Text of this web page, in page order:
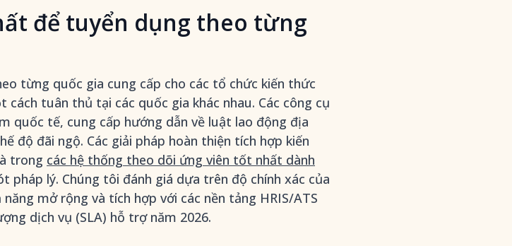
để tuyển dụng theo từng
từng quốc gia cung cấp cho các tổ chức kiến thức
tuân thủ tại các quốc gia khác nhau. Các công cụ
quốc tế, cung cấp hướng dẫn về luật lao động địa
độ đãi ngộ. Các giải pháp hoàn thiện tích hợp kiến
trong các hệ thống theo dõi ứng viên tốt nhất dành
pháp lý. Chúng tôi đánh giá dựa trên độ chính xác của
mở rộng và tích hợp với các nền tảng HRIS/ATS
dịch vụ (SLA) hỗ trợ năm 2026.